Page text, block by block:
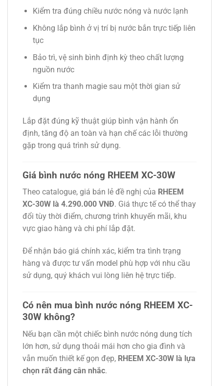
Kiểm tra đúng chiều nước nóng và nước lạnh
Không lắp bình ở vị trí bị nước bắn trực tiếp liên
tục
Bảo trì, vệ sinh bình định kỳ theo chất lượng
nguồn nước
Kiểm tra thanh magie sau một thời gian sử
dụng
Lắp đặt đúng kỹ thuật giúp bình vận hành ổn
định, tăng độ an toàn và hạn chế các lỗi thường
gặp trong quá trình sử dụng.
Giá bình nước nóng RHEEM XC-30W
Theo catalogue, giá bán lẻ đề nghị của RHEEM
XC-30W là 4.290.000 VNĐ. Giá thực tế có thể thay
đổi tùy thời điểm, chương trình khuyến mãi, khu
vực giao hàng và chi phí lắp đặt.
Để nhận báo giá chính xác, kiểm tra tình trạng
hàng và được tư vấn model phù hợp với nhu cầu
sử dụng, quý khách vui lòng liên hệ trực tiếp.
Có nên mua bình nước nóng RHEEM XC-
30W không?
Nếu bạn cần một chiếc bình nước nóng dung tích
lớn hơn, sử dụng thoải mái hơn cho gia đình và
vẫn muốn thiết kế gọn đẹp, RHEEM XC-30W là lựa
chọn rất đáng cân nhắc.